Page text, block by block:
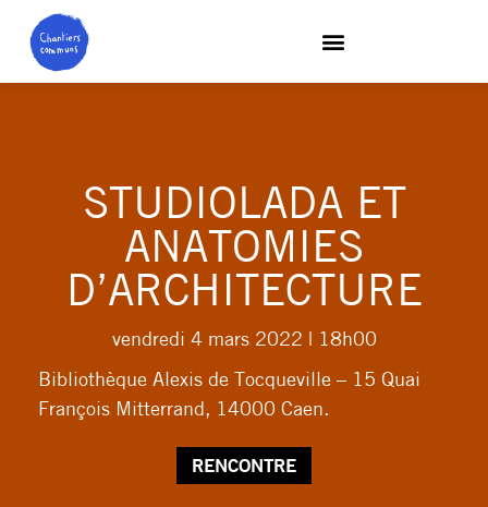
STUDIOLADA ET
ANATOMIES
D’ARCHITECTURE
vendredi 4 mars 2022 | 18h00
Bibliothèque Alexis de Tocqueville – 15 Quai
François Mitterrand, 14000 Caen.
RENCONTRE